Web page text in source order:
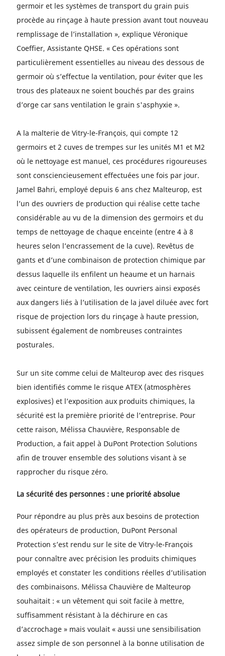
germoir et les systèmes de transport du grain puis
procède au rinçage à haute pression avant tout nouveau
remplissage de l’installation », explique Véronique
Coeffier, Assistante QHSE. « Ces opérations sont
particulièrement essentielles au niveau des dessous de
germoir où s’effectue la ventilation, pour éviter que les
trous des plateaux ne soient bouchés par des grains
d’orge car sans ventilation le grain s'asphyxie ».
A la malterie de Vitry-le-François, qui compte 12
germoirs et 2 cuves de trempes sur les unités M1 et M2
où le nettoyage est manuel, ces procédures rigoureuses
sont consciencieusement effectuées une fois par jour.
Jamel Bahri, employé depuis 6 ans chez Malteurop, est
l’un des ouvriers de production qui réalise cette tache
considérable au vu de la dimension des germoirs et du
temps de nettoyage de chaque enceinte (entre 4 à 8
heures selon l’encrassement de la cuve). Revêtus de
gants et d’une combinaison de protection chimique par
dessus laquelle ils enfilent un heaume et un harnais
avec ceinture de ventilation, les ouvriers ainsi exposés
aux dangers liés à l’utilisation de la javel diluée avec fort
risque de projection lors du rinçage à haute pression,
subissent également de nombreuses contraintes
posturales.
Sur un site comme celui de Malteurop avec des risques
bien identifiés comme le risque ATEX (atmosphères
explosives) et l’exposition aux produits chimiques, la
sécurité est la première priorité de l’entreprise. Pour
cette raison, Mélissa Chauvière, Responsable de
Production, a fait appel à DuPont Protection Solutions
afin de trouver ensemble des solutions visant à se
rapprocher du risque zéro.
La sécurité des personnes : une priorité absolue
Pour répondre au plus près aux besoins de protection
des opérateurs de production, DuPont Personal
Protection s’est rendu sur le site de Vitry-le-François
pour connaître avec précision les produits chimiques
employés et constater les conditions réelles d’utilisation
des combinaisons. Mélissa Chauvière de Malteurop
souhaitait : « un vêtement qui soit facile à mettre,
suffisamment résistant à la déchirure en cas
d’accrochage » mais voulait « aussi une sensibilisation
assez simple de son personnel à la bonne utilisation de